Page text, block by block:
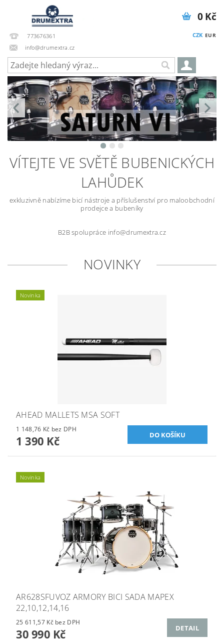
773676361
info@drumextra.cz
CZK EUR
0 Kč
VÍTEJTE VE SVĚTĚ BUBENICKÝCH
LAHŮDEK
exkluzivně nabízíme bicí nástroje a příslušenství pro maloobchodní
prodejce a bubeníky
B2B spolupráce info@drumextra.cz
NOVINKY
Novinka
AHEAD MALLETS MSA SOFT
1 148,76 Kč bez DPH
1 390 Kč
Novinka
AR628SFUVOZ ARMORY BICI SADA MAPEX
22,10,12,14,16
25 611,57 Kč bez DPH
30 990 Kč DETAIL